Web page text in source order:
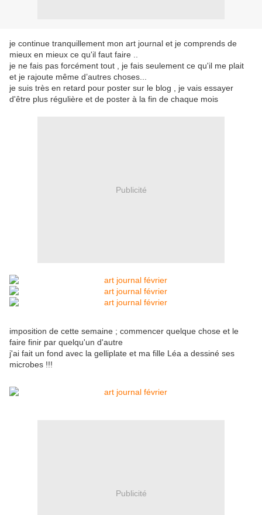
je continue tranquillement mon art journal et je comprends de
mieux en mieux ce qu'il faut faire ..
je ne fais pas forcément tout , je fais seulement ce qu'il me plait
et je rajoute même d’autres choses...
je suis très en retard pour poster sur le blog , je vais essayer
d'être plus régulière et de poster à la fin de chaque mois
Publicité
imposition de cette semaine ; commencer quelque chose et le
faire finir par quelqu'un d'autre
j'ai fait un fond avec la gelliplate et ma fille Léa a dessiné ses
microbes !!!
Publicité